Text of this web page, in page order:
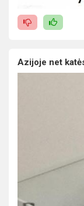
Azijoje net